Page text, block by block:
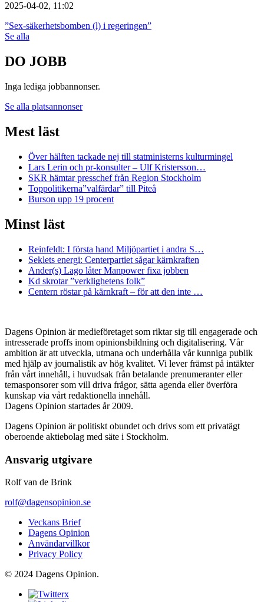
2025-04-02, 11:02
”Sex-säkerhetsbomben (l) i regeringen”
Se alla
DO JOBB
Inga lediga jobbannonser.
Se alla platsannonser
Mest läst
Över hälften tackade nej till statministerns kulturmingel
Lars Lerin och pr-konsulter – Ulf Kristersson…
SKR hämtar presschef från Region Stockholm
Toppolitikerna”valfärdar” till Piteå
Burson upp 19 procent
Minst läst
Reinfeldt: I första hand Miljöpartiet i andra S…
Seklets energi: Centerpartiet sågar kärnkraften
Ander(s) Lago låter Manpower fixa jobben
Kd skrotar ”verklighetens folk”
Centern röstar på kärnkraft – för att den inte …
Dagens Opinion är medieföretaget som riktar sig till engagerade och
intresserade proffs inom opinionsbildning och digitalisering. Vår
ambition är att utveckla, utmana och underhålla vår kunniga publik
med hjälp av journalistik av hög kvalitet. Vi lever främst på intäkter
från vårt innehåll, i huvudsak från betalande prenumeranter eller
temasponsorer som vill driva frågor, sätta agenda eller överföra
kunskap via vårt redaktionella innehåll.
Dagens Opinion startades år 2009.
Dagens Opinion är politiskt obundet och drivs som ett privatägt
oberoende aktiebolag med säte i Stockholm.
Ansvarig utgivare
Rolf van de Brink
rolf@dagensopinion.se
Veckans Brief
Dagens Opinion
Användarvillkor
Privacy Policy
© 2024 Dagens Opinion.